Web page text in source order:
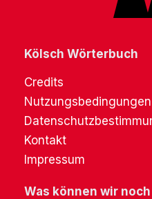
Kölsch Wörterbuch
Credits
Nutzungsbedingungen
Kontakt
Impressum
Was können wir